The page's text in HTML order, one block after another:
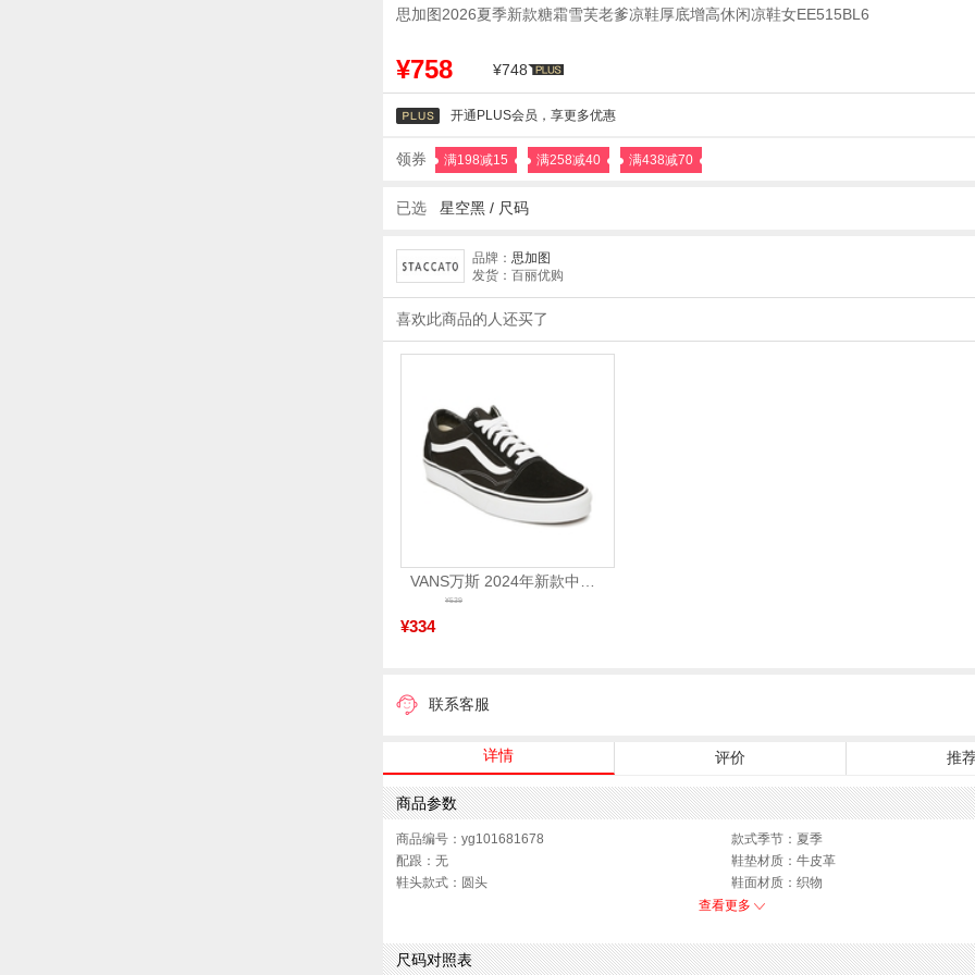
思加图2026夏季新款糖霜雪芙老爹凉鞋厚底增高休闲凉鞋女EE515BL6
¥758 ¥748
开通PLUS会员，享更多优惠
领券 满198减15 满258减40 满438减70
已选 星空黑 / 尺码
品牌： 思加图
发货：百丽优购
喜欢此商品的人还买了
¥334
¥539
联系客服
详情 评价 推
商品参数
商品编号：yg101681678
款式季节：夏季
配跟：无
鞋垫材质：牛皮革
鞋头款式：圆头
鞋面材质：织物
参考鞋长(女)：26.5CM
鞋跟形状：厚底
性别：女子
皮质特征：织物
上市时间：2026年夏季
查看更多
尺码对照表